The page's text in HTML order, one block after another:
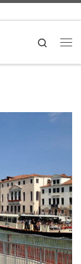
Search